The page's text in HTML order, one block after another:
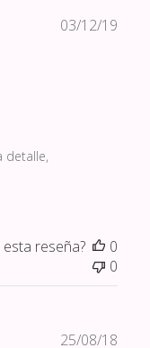
detalle,
03/12/19
esta reseña?
0
0
25/08/18